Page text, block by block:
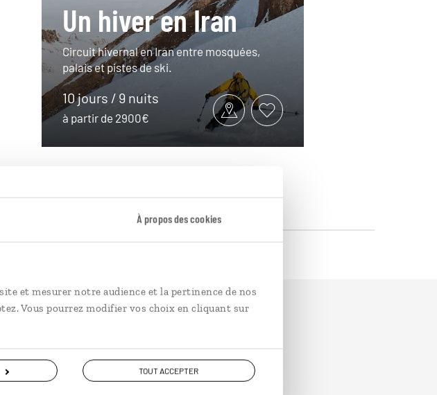
À propos des cookies
et mesurer notre audience et la pertinence de nos
Vous pourrez modifier vos choix en cliquant sur
TOUT ACCEPTER
Un hiver en Iran
Circuit hivernal en Iran entre mosquées,
palais et pistes de ski.
10 jours / 9 nuits
à partir de 2900€